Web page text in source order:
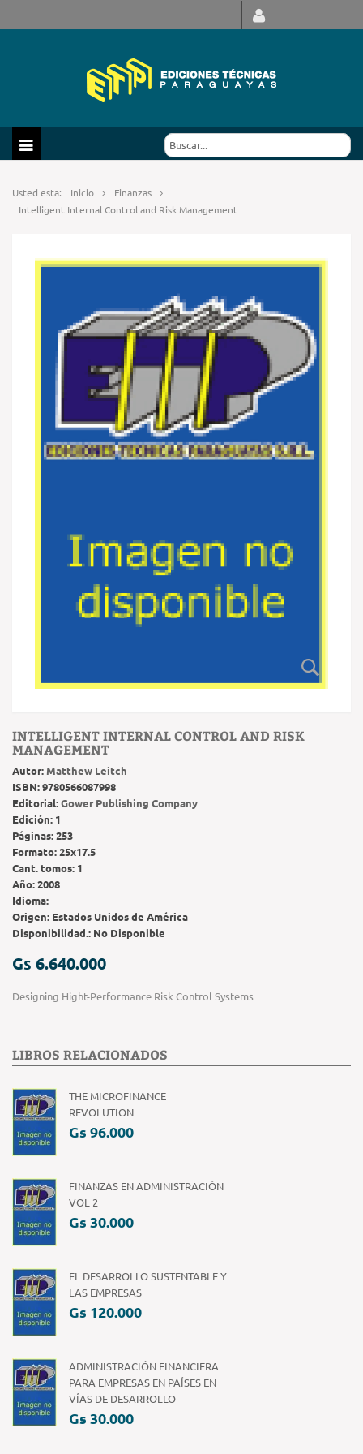
Usted esta: Inicio
Finanzas
Intelligent Internal Control and Risk Management
INTELLIGENT INTERNAL CONTROL AND RISK
MANAGEMENT
Autor: Matthew Leitch
ISBN:9780566087998
Editorial:Gower Publishing Company
Edición: 1
Páginas:253
Formato:25x17.5
Cant. tomos: 1
Año:2008
Idioma:
Origen: Estados Unidos de América
Disponibilidad.: No Disponible
Gs 6.640.000
Designing Hight-Performance Risk Control Systems
LIBROS RELACIONADOS
THE MICROFINANCE
REVOLUTION
Gs 96.000
FINANZAS EN ADMINISTRACIÓN
VOL 2
Gs 30.000
EL DESARROLLO SUSTENTABLE Y
LAS EMPRESAS
Gs 120.000
ADMINISTRACIÓN FINANCIERA
PARA EMPRESAS EN PAÍSES EN
VÍAS DE DESARROLLO
Gs 30.000